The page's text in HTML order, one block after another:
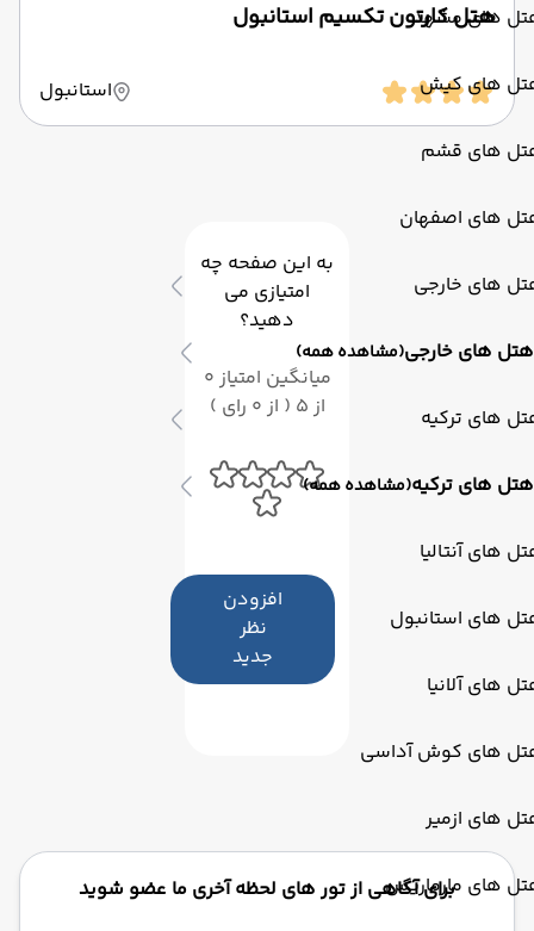
های مشهد
های کیش
های قشم
های اصفهان
های خارجی
هتل های خارجی(مشاهده همه)
های ترکیه
هتل های ترکیه(مشاهده همه)
های آنتالیا
های استانبول
های آلانیا
های کوش آداسی
های ازمیر
های مارماریس
هتل کارتون تکسیم استانبول
استانبول
به این صفحه چه
امتیازی می
دهید؟
میانگین امتیاز 0
از 5 ( از 0 رای )
افزودن
نظر
جدید
برای آگاهی از تور های لحظه آخری ما عضو شوید